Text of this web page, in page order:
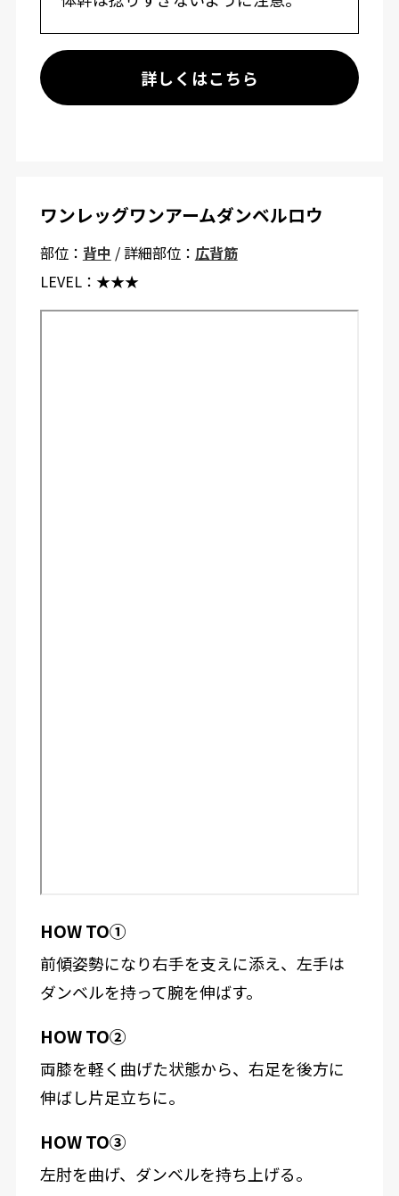
詳しくはこちら
ワンレッグワンアームダンベルロウ
部位： 背中 / 詳細部位： 広背筋
LEVEL： ★★★
HOW TO①
前傾姿勢になり右手を支えに添え、左手は
ダンベルを持って腕を伸ばす。
HOW TO②
両膝を軽く曲げた状態から、右足を後方に
伸ばし片足立ちに。
HOW TO③
左肘を曲げ、ダンベルを持ち上げる。